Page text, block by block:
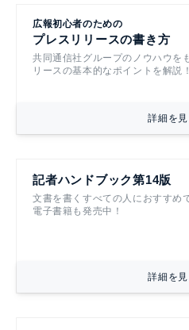
広報初心者のための
プレスリリースの書き方
共同通信社グループのノウハウを
リースの基本的なポイントを解説！
詳細を見
記者ハンドブック第14版
文書を書くすべての人におすすめ
電子書籍も発売中！
詳細を見